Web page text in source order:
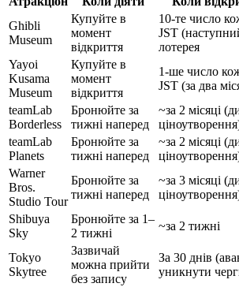
Ghibli
Museum
Купуйте в
момент
відкриття
10-те число
JST
лотерея
Yayoi
Kusama
Museum
Купуйте в
момент
відкриття
1-ше число
JST (за два
teamLab
Borderless
Бронюйте за
тижні наперед
~за 2 місяці
teamLab
Planets
Бронюйте за
тижні наперед
~за 2 місяці
Warner
Bros.
Studio Tour
Бронюйте за
тижні наперед
~за 3 місяці
Shibuya
Sky
Бронюйте за 1–
2 тижні
~за 2 тижні
Tokyo
Skytree
Зазвичай
можна прийти
без запису
За 30 днів
уникнути